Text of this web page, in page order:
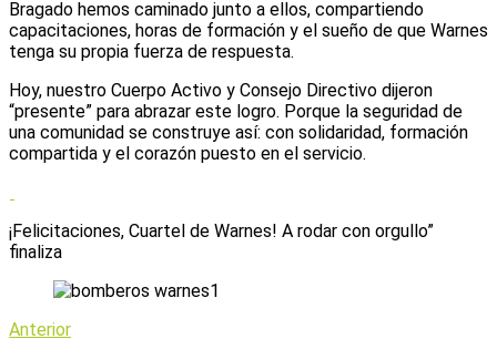
Bragado hemos caminado junto a ellos, compartiendo
capacitaciones, horas de formación y el sueño de que Warnes
tenga su propia fuerza de respuesta.
Hoy, nuestro Cuerpo Activo y Consejo Directivo dijeron
“presente” para abrazar este logro. Porque la seguridad de
una comunidad se construye así: con solidaridad, formación
compartida y el corazón puesto en el servicio.
¡Felicitaciones, Cuartel de Warnes! A rodar con orgullo”
finaliza
Anterior